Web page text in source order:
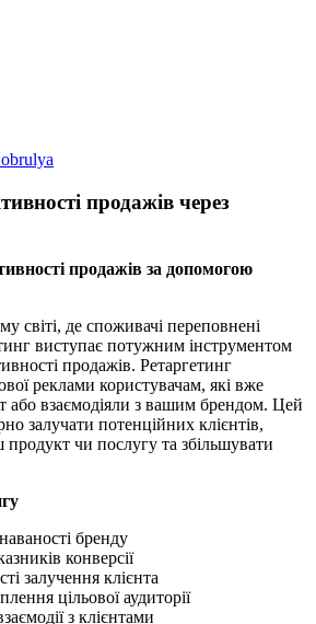
продажів через
продажів за допомогою
світі, де споживачі переповнені
виступає потужним інструментом
продажів. Ретаргетинг
реклами користувачам, які вже
або взаємодіяли з вашим брендом. Цей
залучати потенційних клієнтів,
чи послугу та збільшувати
бренду
конверсії
залучення клієнта
цільової аудиторії
з клієнтами